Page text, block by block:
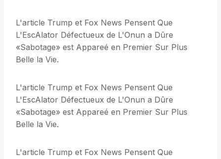
L'article Trump et Fox News Pensent Que
L'EscAlator Défectueux de L'Onun a Dûre
«Sabotage» est Appareé en Premier Sur Plus
Belle la Vie.
L'article Trump et Fox News Pensent Que
L'EscAlator Défectueux de L'Onun a Dûre
«Sabotage» est Appareé en Premier Sur Plus
Belle la Vie.
L'article Trump et Fox News Pensent Que